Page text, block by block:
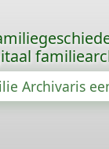
Archivaris